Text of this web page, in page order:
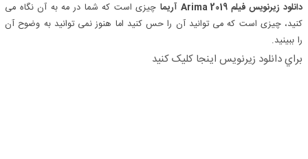
دانلود زیرنویس فیلم Arima 2019 آریما چیزی است که شما در مه به آن نگاه می
کنید، چیزی است که می توانید آن را حس کنید اما هنوز نمی توانید به وضوح آن
را ببینید.
براي دانلود زيرنويس اينجا کليک کنيد